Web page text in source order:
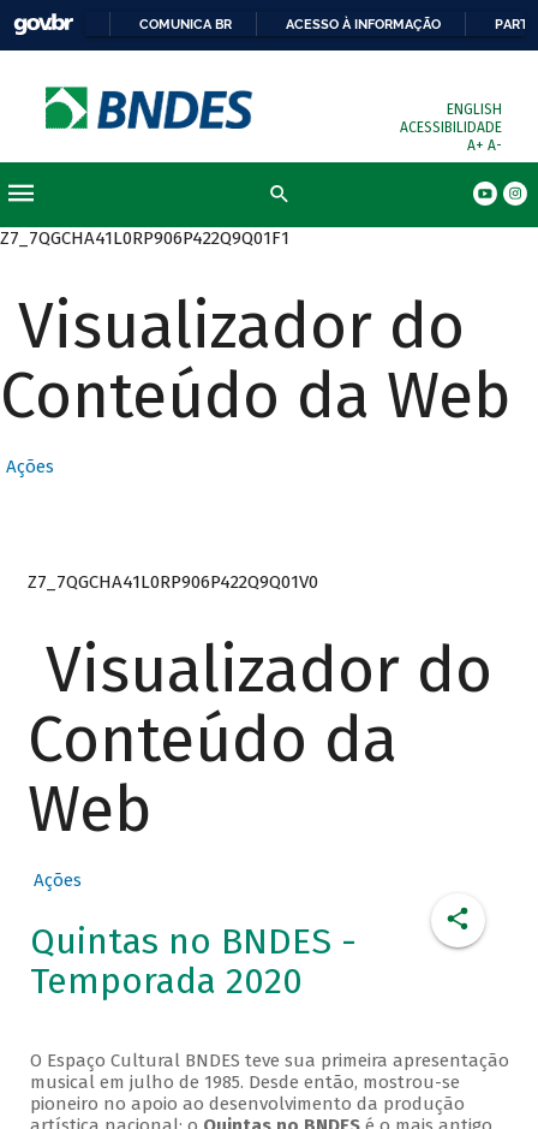
COMUNICA BR ACESSO À INFORMAÇÃO
ENGLISH
ACESSIBILIDADE
A+ A-
Z7_7QGCHA41L0RP906P422Q9Q01F1
Visualizador do
Conteúdo da Web
Ações
Z7_7QGCHA41L0RP906P422Q9Q01V0
Visualizador do
Conteúdo da
Web
Ações
Quintas no BNDES -
Temporada 2020
O Espaço Cultural BNDES teve sua primeira apresentação
musical em julho de 1985. Desde então, mostrou-se
pioneiro no apoio ao desenvolvimento da produção